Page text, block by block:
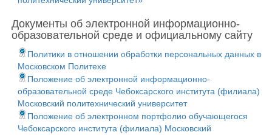
Документы об электронной информационно-
образовательной среде и официальному сайту
Политики в отношении обработки персональных данных в
Московском Политехе
Положение об электронной информационно-
образовательной среде Чебоксарского института (филиала)
Московский политехнический университет
Положение об электронном портфолио обучающегося
Чебоксарского института (филиала) Московский